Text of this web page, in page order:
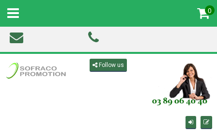
Follow us
0
MENU